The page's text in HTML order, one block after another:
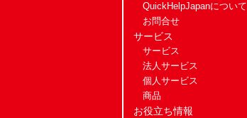
QuickHelpJapanについて
お問合せ
サービス
サービス
法人サービス
個人サービス
商品
お役立ち情報